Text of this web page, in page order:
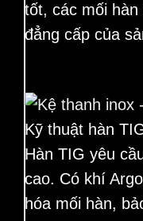
tốt, các mối
đẳng cấp của
Kỹ thuật hàn
Hàn TIG yêu
cao. Có khí
hóa mối hàn,